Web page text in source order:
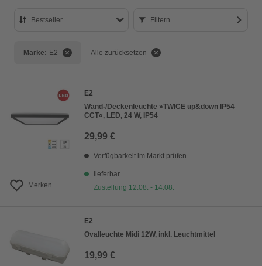
Bestseller
Bestseller
Filtern
Marke: E2 Alle zurücksetzen
Merken
E2
Wand-/Deckenleuchte »TWICE up&down IP54
CCT«, LED, 24 W, IP54
29,99 €
Verfügbarkeit im Markt prüfen
lieferbar
Zustellung 12.08. - 14.08.
E2
Ovalleuchte Midi 12W, inkl. Leuchtmittel
19,99 €